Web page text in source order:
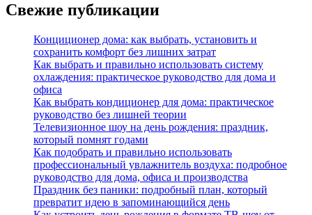
Свежие публикации
Конциционер дома: как выбрать, установить и
сохранить комфорт без лишних затрат
Как выбрать и правильно использовать систему
охлаждения: практическое руководство для дома и
офиса
Как выбрать кондиционер для дома: практическое
руководство без лишней теории
Телевизионное шоу на день рождения: праздник,
который помнят годами
Как подобрать и правильно использовать
профессиональный увлажнитель воздуха: подробное
руководство для дома, офиса и производства
Праздник без паники: подробный план, который
превратит идею в запоминающийся день